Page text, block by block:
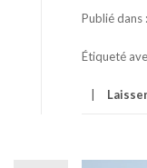
Publié dans :
Étiqueté